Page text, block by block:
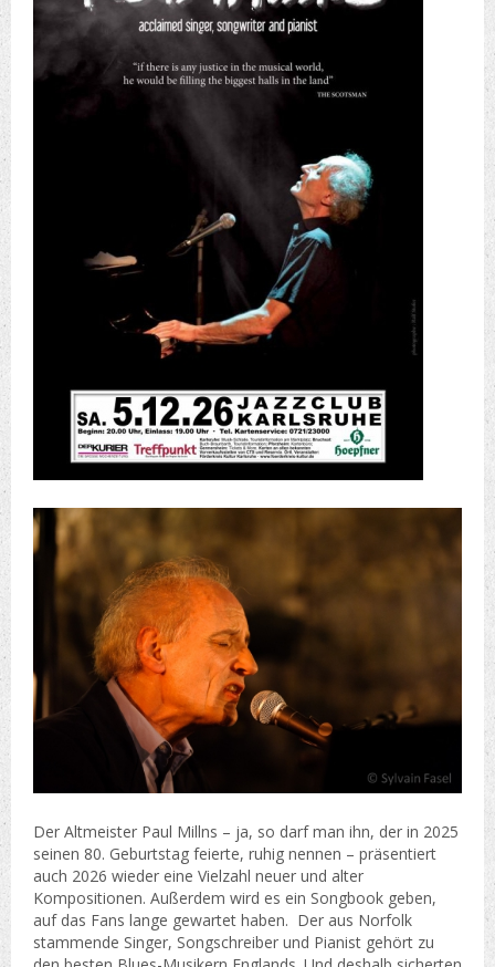
Der Altmeister Paul Millns – ja, so darf man ihn, der in 2025
seinen 80. Geburtstag feierte, ruhig nennen – präsentiert
auch 2026 wieder eine Vielzahl neuer und alter
Kompositionen. Außerdem wird es ein Songbook geben,
auf das Fans lange gewartet haben. Der aus Norfolk
stammende Singer, Songschreiber und Pianist gehört zu